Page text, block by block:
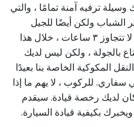
ترفيه آمنة تمامًا ، والتي
ولكن أيضًا للجيل
الأكبر سنًا. المدة الإجمالية للجولة لا تتجاوز ۳ ساعات ، خلال هذا
بالجولة ، ولكن ليس لديك
المكوكية الخاصة بنا بعيدًا
للركوب ، لا يهم ما إذا
لديك رخصة قيادة. سيقدم
بكيفية قيادة السيارة.